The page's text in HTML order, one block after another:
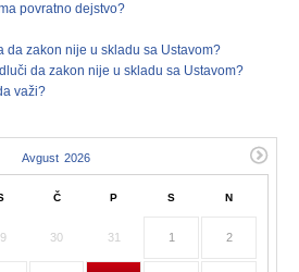
povratno dejstvo?
da zakon nije u skladu sa Ustavom?
da zakon nije u skladu sa Ustavom?
važi?
Č P S N
30 31 1 2